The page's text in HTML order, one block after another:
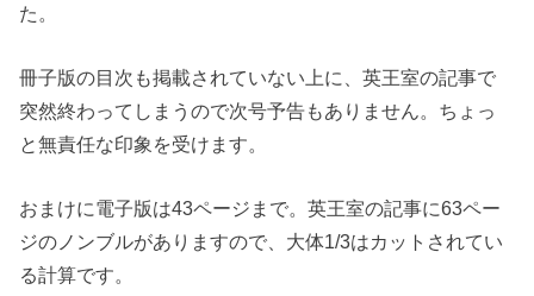
た。
冊子版の目次も掲載されていない上に、英王室の記事で
突然終わってしまうので次号予告もありません。ちょっ
と無責任な印象を受けます。
おまけに電子版は43ページまで。英王室の記事に63ペー
ジのノンブルがありますので、大体1/3はカットされてい
る計算です。